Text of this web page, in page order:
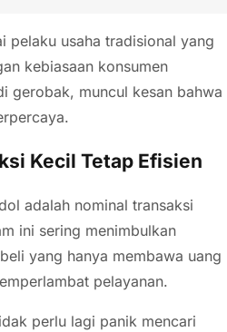
pelaku usaha tradisional yang
kebiasaan konsumen
gerobak, muncul kesan bahwa
Kecil Tetap Efisien
adalah nominal transaksi
ini sering menimbulkan
yang hanya membawa uang
pelayanan.
perlu lagi panik mencari